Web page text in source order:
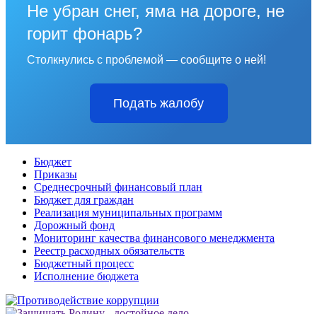
Не убран снег, яма на дороге, не
горит фонарь?
Столкнулись с проблемой — сообщите о ней!
Подать жалобу
Бюджет
Приказы
Среднесрочный финансовый план
Бюджет для граждан
Реализация муниципальных программ
Дорожный фонд
Мониторинг качества финансового менеджмента
Реестр расходных обязательств
Бюджетный процесс
Исполнение бюджета